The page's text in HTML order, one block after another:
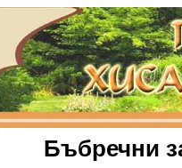
Бъбречни